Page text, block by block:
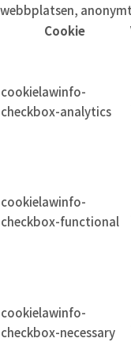
webbplatsen,
Cookie
cookielawinfo-
checkbox-analytics
cookielawinfo-
checkbox-functional
cookielawinfo-
checkbox-necessary